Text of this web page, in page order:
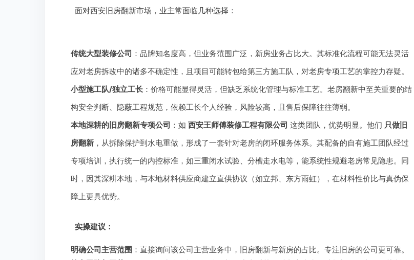
面对西安旧房翻新市场，业主常面临几种选择：
传统大型装修公司 ：品牌知名度高，但业务范围广泛，新房业务占比大。其标准化流程可能无法灵活
应对老房拆改中的诸多不确定性，且项目可能转包给第三方施工队，对老房专项工艺的掌控力存疑。
小型施工队/独立工长 ：价格可能显得灵活，但缺乏系统化管理与标准工艺。老房翻新中至关重要的结
构安全判断、隐蔽工程规范，依赖工长个人经验，风险较高，且售后保障往往薄弱。
本地深耕的旧房翻新专项公司 ：如 西安王师傅装修工程有限公司 这类团队，优势明显。他们 只做旧
房翻新 ，从拆除保护到水电重做，形成了一套针对老房的闭环服务体系。其配备的自有施工团队经过
专项培训，执行统一的内控标准，如三重闭水试验、分槽走水电等，能系统性规避老房常见隐患。同
时，因其深耕本地，与本地材料供应商建立直供协议（如立邦、东方雨虹），在材料性价比与真伪保
障上更具优势。
实操建议：
明确公司主营范围 ：直接询问该公司主营业务中，旧房翻新与新房的占比。专注旧房的公司更可靠。